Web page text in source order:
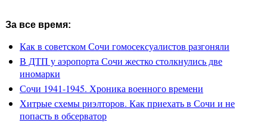
За все время:
Как в советском Сочи гомосексуалистов разгоняли
В ДТП у аэропорта Сочи жестко столкнулись две
иномарки
Сочи 1941-1945. Хроника военного времени
Хитрые схемы риэлторов. Как приехать в Сочи и не
попасть в обсерватор